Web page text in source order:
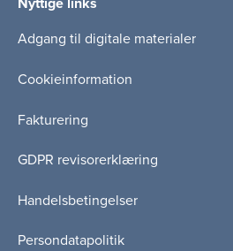
Nyttige links
Adgang til digitale materialer
Cookieinformation
Fakturering
GDPR revisorerklæring
Handelsbetingelser
Persondatapolitik